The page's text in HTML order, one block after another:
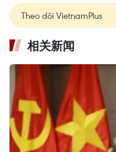
Theo dõi VietnamPlus
相关新闻